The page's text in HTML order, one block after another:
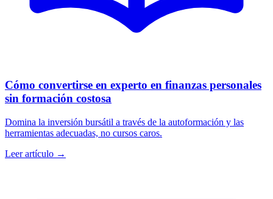
Cómo convertirse en experto en finanzas personales
sin formación costosa
Domina la inversión bursátil a través de la autoformación y las
herramientas adecuadas, no cursos caros.
Leer artículo →